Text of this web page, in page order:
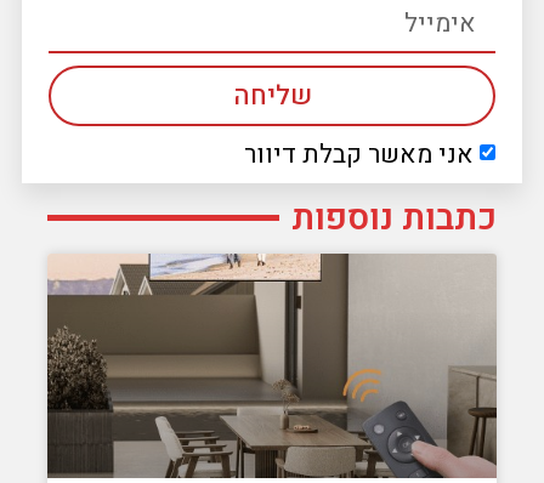
אני מאשר קבלת דיוור
שליחה
כתבות נוספות